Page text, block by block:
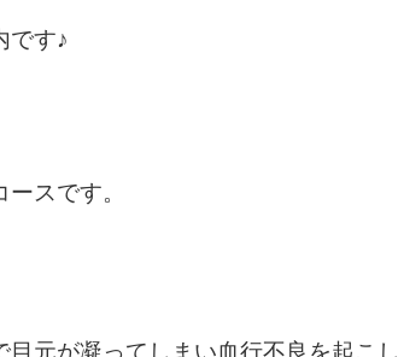
です♪
スです。
元が凝ってしまい血行不良を起こし